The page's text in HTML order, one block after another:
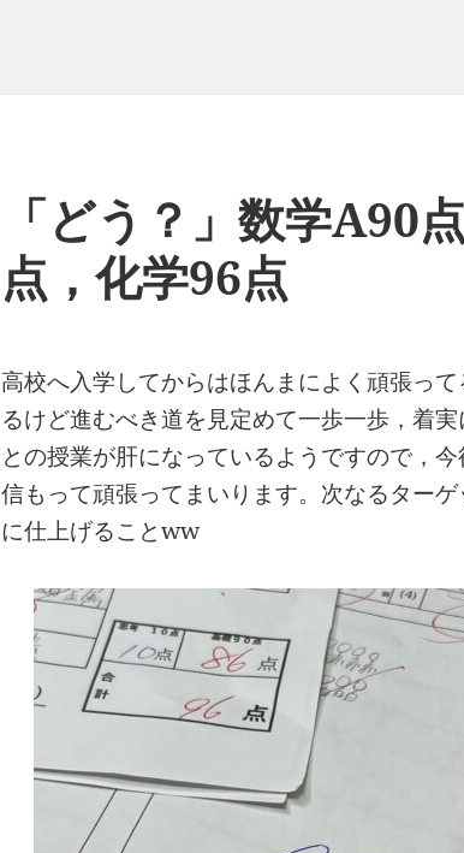
「どう？」数学A90
点，化学96点
高校へ入学してからはほんまによく頑張っ
るけど進むべき道を見定めて一歩一歩，着
との授業が肝になっているようですので，
信もって頑張ってまいります。次なるター
に仕上げることww